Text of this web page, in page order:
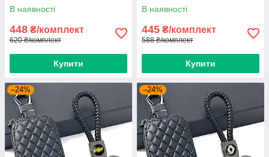
В наявності
448 ₴/комплект
620 ₴/комплект
Купити
В наявності
445 ₴/комплект
588 ₴/комплект
Купити
–24% –24%